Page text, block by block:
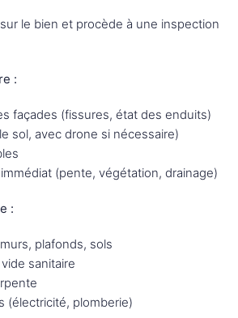
le bien et procède à une inspection
:
façades (fissures, état des enduits)
sol, avec drone si nécessaire)
(pente, végétation, drainage)
:
plafonds, sols
sanitaire
(électricité, plomberie)